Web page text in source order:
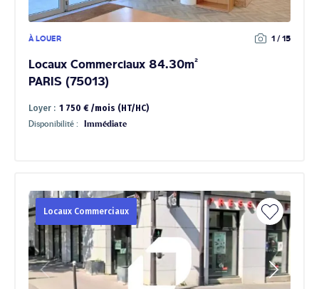
À LOUER 1 / 15
Locaux Commerciaux 84.30m²
PARIS (75013)
Loyer : 1 750 € /mois (HT/HC)
Disponibilité : Immédiate
Locaux Commerciaux